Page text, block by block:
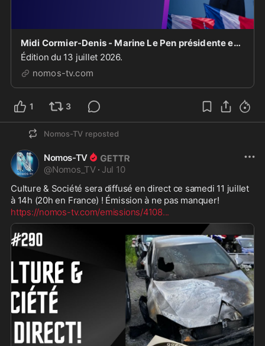
Midi Cormier-Denis - Marine Le Pen présidente en 2027 ? [EN DIRECT]
Édition du 13 juillet 2026.
nomos-tv.com
1 3
Nomos-TV reposted
Nomos-TV
@Nomos_TV · Jul 10
Culture & Société sera diffusé en direct ce samedi 11 juillet
https://nomos-tv.com/emissions/4108...